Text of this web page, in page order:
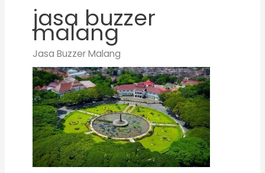
jasa buzzer
malang
Jasa Buzzer Malang